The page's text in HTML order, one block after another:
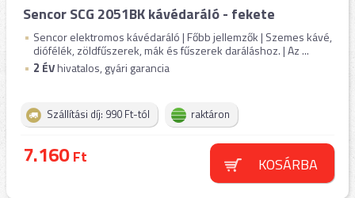
Sencor SCG 2051BK kávédaráló - fekete
Sencor elektromos kávédaráló | Főbb jellemzők | Szemes kávé,
diófélék, zöldfűszerek, mák és fűszerek daráláshoz. | Az ...
2 ÉVhivatalos, gyári garancia
Szállítási díj: 990 Ft-tól raktáron
7.160Ft KOSÁRBA